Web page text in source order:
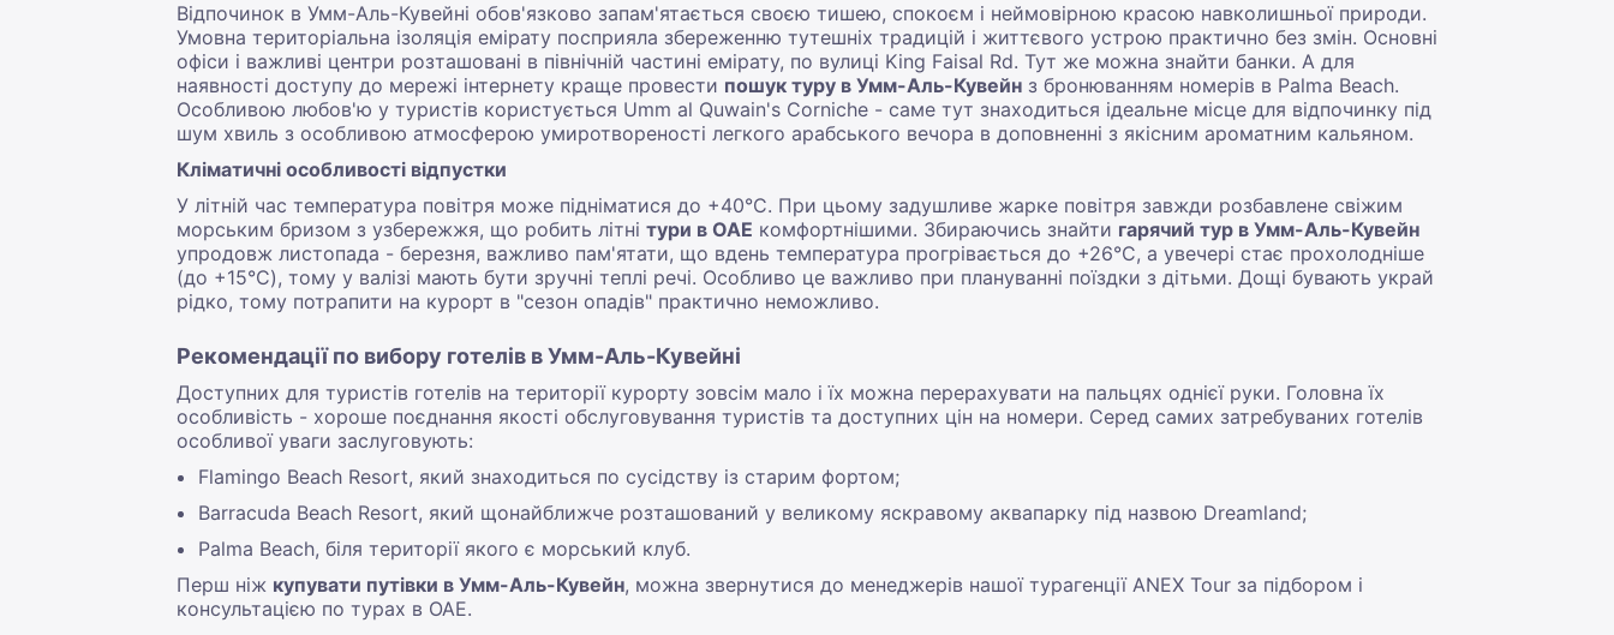
Відпочинок в Умм-Аль-Кувейні обов'язково запам'ятається своєю тишею, спокоєм і неймовірною красою навколишньої природи.
Умовна територіальна ізоляція емірату посприяла збереженню тутешніх традицій і життєвого устрою практично без змін. Основні
офіси і важливі центри розташовані в північній частині емірату, по вулиці King Faisal Rd. Тут же можна знайти банки. А для
наявності доступу до мережі інтернету краще провести пошук туру в Умм-Аль-Кувейн з бронюванням номерів в Palma Beach.
Особливою любов'ю у туристів користується Umm al Quwain's Corniche - саме тут знаходиться ідеальне місце для відпочинку під
шум хвиль з особливою атмосферою умиротвореності легкого арабського вечора в доповненні з якісним ароматним кальяном.
Кліматичні особливості відпустки
У літній час температура повітря може підніматися до +40°C. При цьому задушливе жарке повітря завжди розбавлене свіжим
морським бризом з узбережжя, що робить літні тури в ОАЕ комфортнішими. Збираючись знайти гарячий тур в Умм-Аль-Кувейн
упродовж листопада - березня, важливо пам'ятати, що вдень температура прогрівається до +26°C, а увечері стає прохолодніше
(до +15°C), тому у валізі мають бути зручні теплі речі. Особливо це важливо при плануванні поїздки з дітьми. Дощі бувають украй
рідко, тому потрапити на курорт в "сезон опадів" практично неможливо.
Рекомендації по вибору готелів в Умм-Аль-Кувейні
Доступних для туристів готелів на території курорту зовсім мало і їх можна перерахувати на пальцях однієї руки. Головна їх
особливість - хороше поєднання якості обслуговування туристів та доступних цін на номери. Серед самих затребуваних готелів
особливої уваги заслуговують:
Flamingo Beach Resort, який знаходиться по сусідству із старим фортом;
Barracuda Beach Resort, який щонайближче розташований у великому яскравому аквапарку під назвою Dreamland;
Palma Beach, біля території якого є морський клуб.
Перш ніж купувати путівки в Умм-Аль-Кувейн, можна звернутися до менеджерів нашої турагенції ANEX Tour за підбором і
консультацією по турах в ОАЕ.